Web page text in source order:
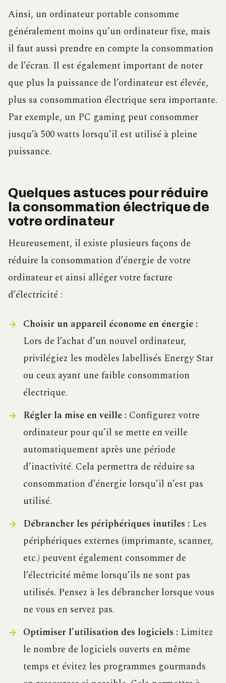
Ainsi, un ordinateur portable consomme
généralement moins qu’un ordinateur fixe, mais
il faut aussi prendre en compte la consommation
de l’écran. Il est également important de noter
que plus la puissance de l’ordinateur est élevée,
plus sa consommation électrique sera importante.
Par exemple, un PC gaming peut consommer
jusqu’à 500 watts lorsqu’il est utilisé à pleine
puissance.
Quelques astuces pour réduire
la consommation électrique de
votre ordinateur
Heureusement, il existe plusieurs façons de
réduire la consommation d’énergie de votre
ordinateur et ainsi alléger votre facture
d’électricité :
Choisir un appareil économe en énergie :
Lors de l’achat d’un nouvel ordinateur,
privilégiez les modèles labellisés Energy Star
ou ceux ayant une faible consommation
électrique.
Régler la mise en veille :Configurez votre
ordinateur pour qu’il se mette en veille
automatiquement après une période
d’inactivité. Cela permettra de réduire sa
consommation d’énergie lorsqu’il n’est pas
utilisé.
Débrancher les périphériques inutiles :Les
périphériques externes (imprimante, scanner,
etc.) peuvent également consommer de
l’électricité même lorsqu’ils ne sont pas
utilisés. Pensez à les débrancher lorsque vous
ne vous en servez pas.
Optimiser l’utilisation des logiciels :Limitez
le nombre de logiciels ouverts en même
temps et évitez les programmes gourmands